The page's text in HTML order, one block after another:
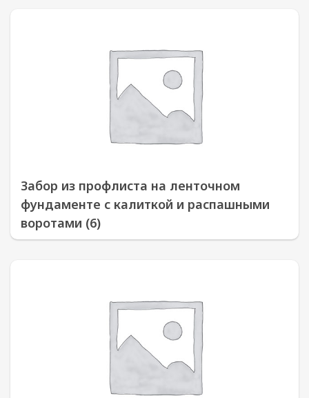
Забор из профлиста на ленточном
фундаменте с калиткой и распашными
воротами (6)